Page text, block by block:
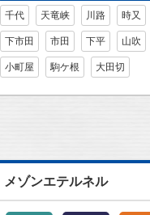
千代 天竜峡 川路 時又
下市田 市田 下平 山吹
小町屋 駒ケ根 大田切
メゾンエテルネル